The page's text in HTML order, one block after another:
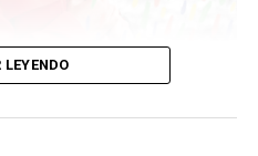
LEYENDO